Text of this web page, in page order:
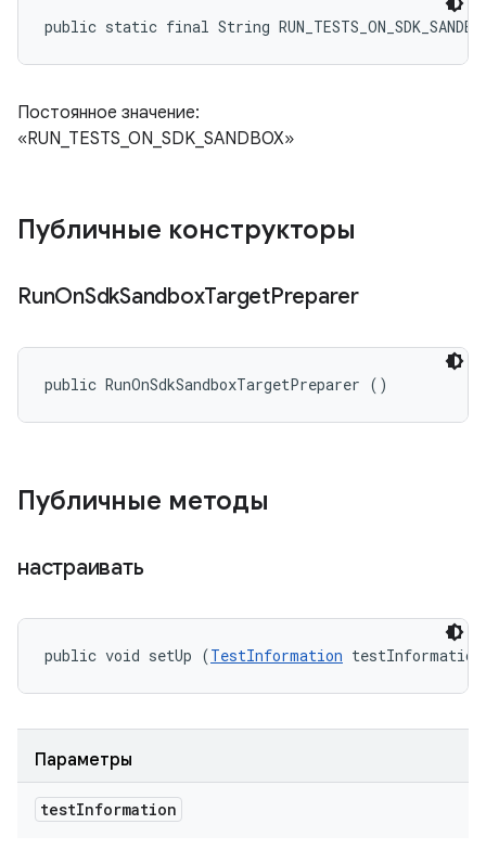
public static final String
Постоянное значение:
«RUN_TESTS_ON_SDK_SANDBOX»
Публичные конструкторы
RunOnSdkSandboxTargetPreparer
public RunOnSdkSandboxTargetPreparer ()
Публичные методы
настраивать
public void setUp (TestInformation
Параметры
testInformation